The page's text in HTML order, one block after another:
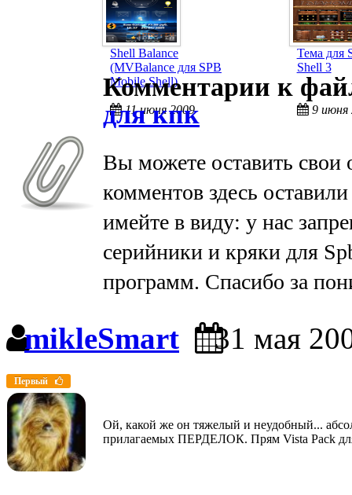
Shell Balance
(MVBalance для SPB
Mobile Shell)
11 июня 2009
Тема для
Shell 3
9 июня
Комментарии к
для кпк
Вы можете оставить свои
комментов здесь
имейте в виду: у нас
серийники и кряки для
программ. Спасибо за
mikleSmart 31 мая
Первый
Ой, какой же он тяжелый и неудобный...
прилагаемых ПЕРДЕЛОК. Прям Vista Pack